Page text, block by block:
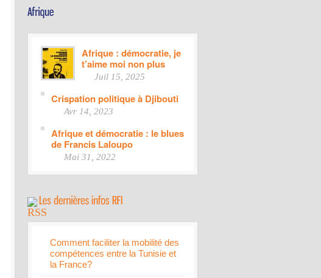
Afrique : démocratie, je
t’aime moi non plus
Juil 15, 2025
Crispation politique à Djibouti
Avr 14, 2023
Afrique et démocratie : le blues
de Francis Laloupo
Mai 31, 2022
Comment faciliter la mobilité des
compétences entre la Tunisie et
la France?